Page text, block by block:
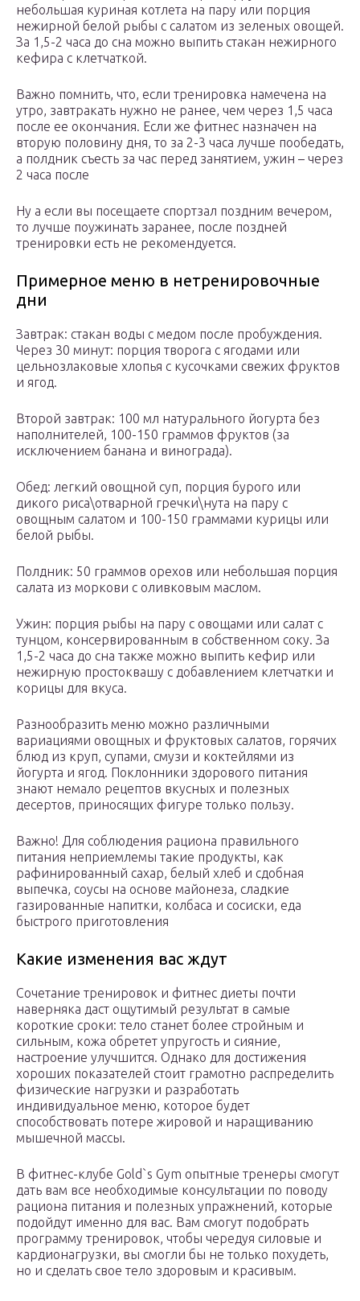
небольшая куриная котлета на пару или порция
нежирной белой рыбы с салатом из зеленых овощей.
За 1,5-2 часа до сна можно выпить стакан нежирного
кефира с клетчаткой.
Важно помнить, что, если тренировка намечена на
утро, завтракать нужно не ранее, чем через 1,5 часа
после ее окончания. Если же фитнес назначен на
вторую половину дня, то за 2-3 часа лучше пообедать,
а полдник съесть за час перед занятием, ужин – через
2 часа после
Ну а если вы посещаете спортзал поздним вечером,
то лучше поужинать заранее, после поздней
тренировки есть не рекомендуется.
Примерное меню в нетренировочные
дни
Завтрак: стакан воды с медом после пробуждения.
Через 30 минут: порция творога с ягодами или
цельнозлаковые хлопья с кусочками свежих фруктов
и ягод.
Второй завтрак: 100 мл натурального йогурта без
наполнителей, 100-150 граммов фруктов (за
исключением банана и винограда).
Обед: легкий овощной суп, порция бурого или
дикого риса\отварной гречки\нута на пару с
овощным салатом и 100-150 граммами курицы или
белой рыбы.
Полдник: 50 граммов орехов или небольшая порция
салата из моркови с оливковым маслом.
Ужин: порция рыбы на пару с овощами или салат с
тунцом, консервированным в собственном соку. За
1,5-2 часа до сна также можно выпить кефир или
нежирную простоквашу с добавлением клетчатки и
корицы для вкуса.
Разнообразить меню можно различными
вариациями овощных и фруктовых салатов, горячих
блюд из круп, супами, смузи и коктейлями из
йогурта и ягод. Поклонники здорового питания
знают немало рецептов вкусных и полезных
десертов, приносящих фигуре только пользу.
Важно! Для соблюдения рациона правильного
питания неприемлемы такие продукты, как
рафинированный сахар, белый хлеб и сдобная
выпечка, соусы на основе майонеза, сладкие
газированные напитки, колбаса и сосиски, еда
быстрого приготовления
Какие изменения вас ждут
Сочетание тренировок и фитнес диеты почти
наверняка даст ощутимый результат в самые
короткие сроки: тело станет более стройным и
сильным, кожа обретет упругость и сияние,
настроение улучшится. Однако для достижения
хороших показателей стоит грамотно распределить
физические нагрузки и разработать
индивидуальное меню, которое будет
способствовать потере жировой и наращиванию
мышечной массы.
В фитнес-клубе Gold`s Gym опытные тренеры смогут
дать вам все необходимые консультации по поводу
рациона питания и полезных упражнений, которые
подойдут именно для вас. Вам смогут подобрать
программу тренировок, чтобы чередуя силовые и
кардионагрузки, вы смогли бы не только похудеть,
но и сделать свое тело здоровым и красивым.